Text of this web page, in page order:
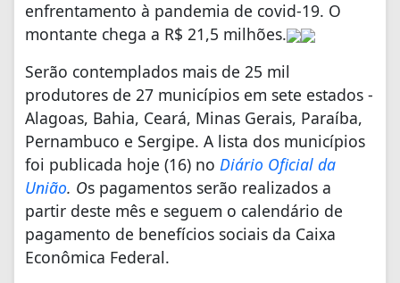
enfrentamento à pandemia de covid-19. O
montante chega a R$ 21,5 milhões.
Serão contemplados mais de 25 mil
produtores de 27 municípios em sete estados -
Alagoas, Bahia, Ceará, Minas Gerais, Paraíba,
Pernambuco e Sergipe. A lista dos municípios
foi publicada hoje (16) no Diário Oficial da
União. Os pagamentos serão realizados a
partir deste mês e seguem o calendário de
pagamento de benefícios sociais da Caixa
Econômica Federal.